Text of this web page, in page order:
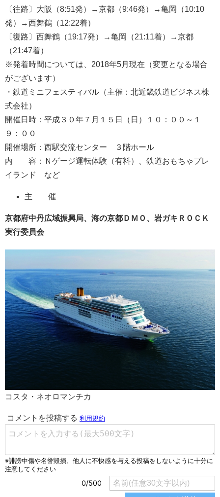
〔往路〕大阪（8:51発）→京都（9:46発）→亀岡（10:10
発）→西舞鶴（12:22着）
〔復路〕西舞鶴（19:17発）→亀岡（21:11着）→京都
（21:47着）
※発着時間については、2018年5月現在（変更となる場合
がございます）
・鉄道ミニフェスティバル（主催：北近畿鉄道ビジネス株
式会社）
開催日時：平成３０年７月１５日（日）１０：００～１
９：００
開催場所：西駅交流センター ３階ホール
内 容：Ｎゲージ運転体験（有料）、鉄道おもちゃプレ
イランド など
主 催
京都府中丹広域振興局、海の京都ＤＭＯ、岩ガキＲＯＣＫ
実行委員会
コスタ・ネオロマンチカ